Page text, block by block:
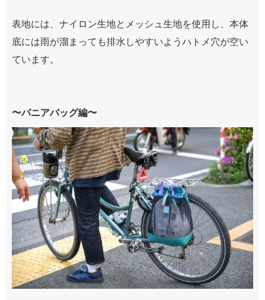
表地には、ナイロン生地とメッシュ生地を使用し、本体
底には雨が溜まっても排水しやすいようハトメ穴が空い
ています。
〜パニアバッグ編〜